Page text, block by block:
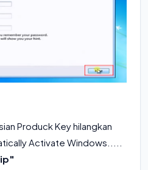
Produck Key hilangkan
Activate Windows.....